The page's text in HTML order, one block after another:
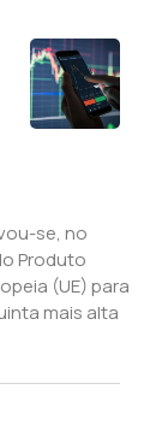
se, no
Produto
(UE) para
mais alta